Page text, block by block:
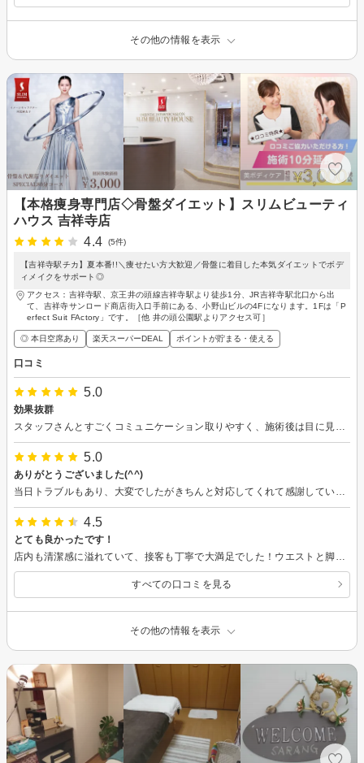
その他の情報を表示
【本格痩身専門店◇骨盤ダイエット】スリムビューティ
ハウス 吉祥寺店
4.4
(5件)
【吉祥寺駅チカ】夏本番!!＼痩せたい方大歓迎／骨盤に着目した本気ダイエットでボデ
ィメイクをサポート◎
アクセス：吉祥寺駅、京王井の頭線吉祥寺駅より徒歩1分、JR吉祥寺駅北口から出
て、吉祥寺サンロード商店街入口手前にある、小野山ビルの4Fになります。1Fは「P
erfect Suit FActory」です。［他 井の頭公園駅よりアクセス可］
◎ 本日空席あり 楽天スーパーDEAL ポイントが貯まる・使える
口コミ
5.0
効果抜群
5.0
ありがとうございました(^^)
4.5
とても良かったです！
すべての口コミを見る
その他の情報を表示